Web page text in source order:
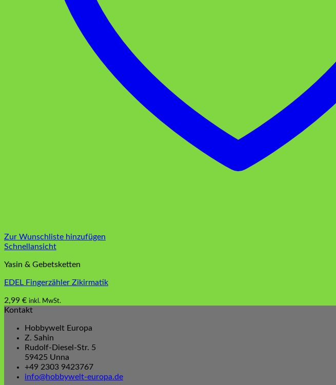
Zur Wunschliste hinzufügen
Schnellansicht
Yasin & Gebetsketten
EDEL Fingerzähler Zikirmatik
2,99 € inkl. MwSt.
Dieses
weist
mehrere
Varianten
Optionen
Kontakt
Hobbywelt Europa
Z. Sahin
Rudolf-Diesel-Str. 5
59425 Unna
+49 2303 9423767
info@hobbywelt-europa.de